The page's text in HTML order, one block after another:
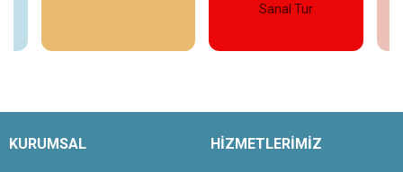
Sanal Tur
KURUMSAL HİZMETLERİMİZ